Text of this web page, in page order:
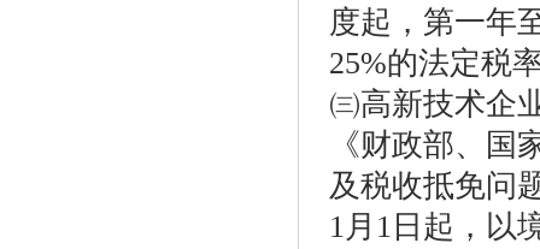
度起，第一年
25%的法定税
㈢高新技术企
《财政部、
及税收抵免问
1月1日起，以